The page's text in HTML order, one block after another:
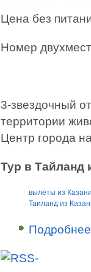
Цена без
Номер
3-звездочный
территории
Центр города
Тур в Тайланд
вылеты из
Таиланд из
Подробнее